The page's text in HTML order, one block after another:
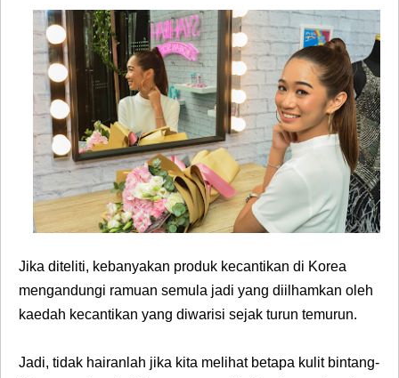
Jika diteliti, kebanyakan produk kecantikan di Korea
mengandungi ramuan semula jadi yang diilhamkan oleh
kaedah kecantikan yang diwarisi sejak turun temurun.
Jadi, tidak hairanlah jika kita melihat betapa kulit bintang-